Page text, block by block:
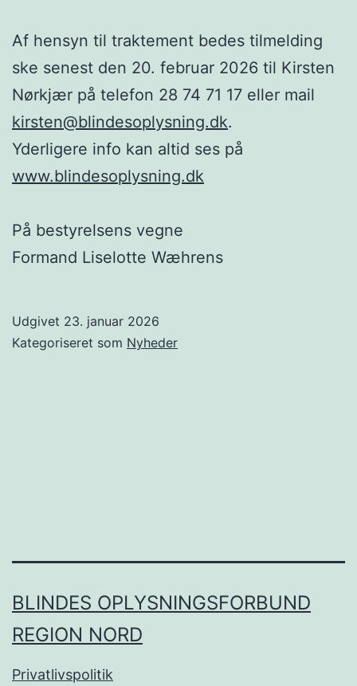
Af hensyn til traktement bedes tilmelding
ske senest den 20. februar 2026 til Kirsten
Nørkjær på telefon 28 74 71 17 eller mail
kirsten@blindesoplysning.dk.
Yderligere info kan altid ses på
www.blindesoplysning.dk
På bestyrelsens vegne
Formand Liselotte Wæhrens
Udgivet 23. januar 2026
Kategoriseret som Nyheder
BLINDES OPLYSNINGSFORBUND
REGION NORD
Privatlivspolitik